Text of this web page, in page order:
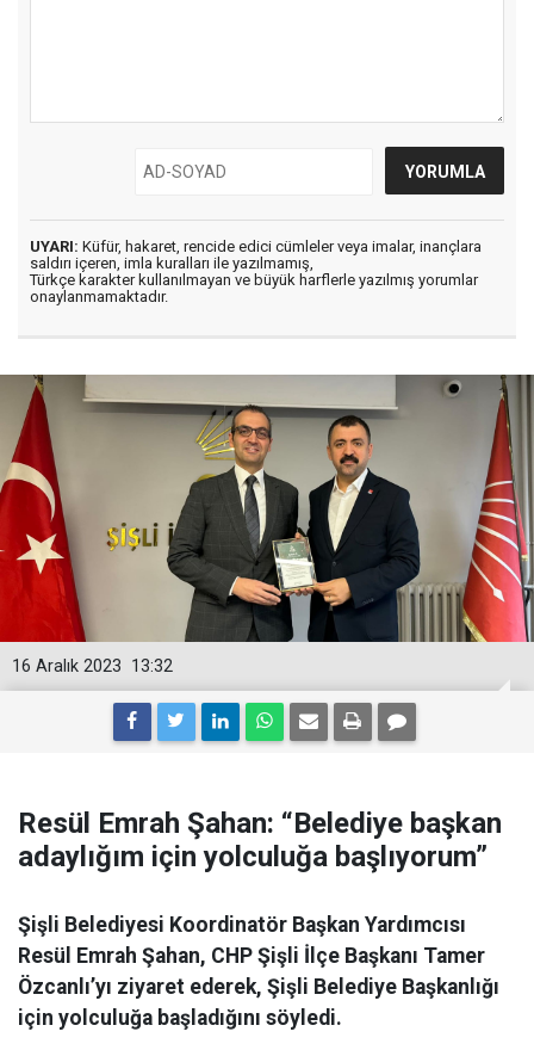
UYARI: Küfür, hakaret, rencide edici cümleler veya imalar, inançlara
saldırı içeren, imla kuralları ile yazılmamış,
Türkçe karakter kullanılmayan ve büyük harflerle yazılmış yorumlar
onaylanmamaktadır.
13:32
16 Aralık 2023
Resül Emrah Şahan: “Belediye başkan
adaylığım için yolculuğa başlıyorum”
Şişli Belediyesi Koordinatör Başkan Yardımcısı
Resül Emrah Şahan, CHP Şişli İlçe Başkanı Tamer
Özcanlı’yı ziyaret ederek, Şişli Belediye Başkanlığı
için yolculuğa başladığını söyledi.